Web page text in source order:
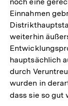
Einnahmen
weiterhin
hauptsächlich
durch
wurden in
dass sie so gut